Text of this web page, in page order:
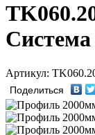
Система
Артикул:
Поделиться